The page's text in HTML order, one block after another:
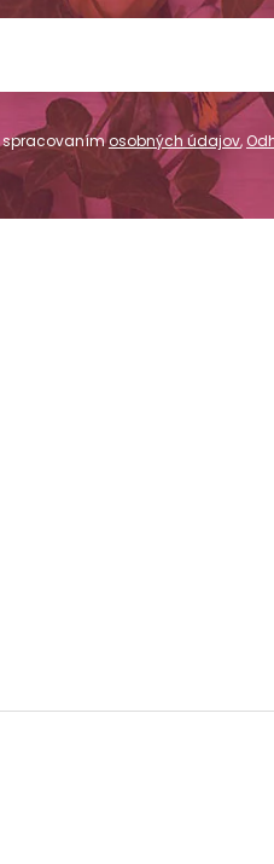
spracovanímosobných údajov,